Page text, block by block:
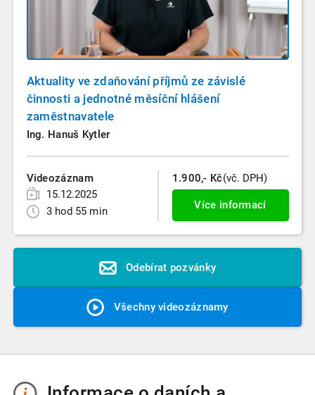
Aktuality ve zdaňování příjmů ze závislé
činnosti a jednotné měsíční hlášení
zaměstnavatele
Ing. Hanuš Kytler
Videozáznam
15.12.2025
3 hod 55 min
1.900,- Kč(vč. DPH)
Více informací
Odebírat pozvánky
Všechny videozáznamy